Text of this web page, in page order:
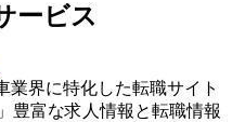
ービス
業界に特化した転職サイト
豊富な求人情報と転職情報